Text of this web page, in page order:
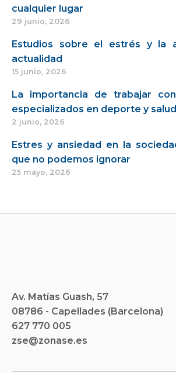
cualquier lugar
29 junio, 2026
Estudios sobre el estrés y la
actualidad
15 junio, 2026
La importancia de trabajar
especializados en deporte y salud
2 junio, 2026
Estres y ansiedad en la
que no podemos ignorar
25 mayo, 2026
Av. Matías Guash, 57
08786 - Capellades (Barcelona)
627 770 005
zse@zonase.es